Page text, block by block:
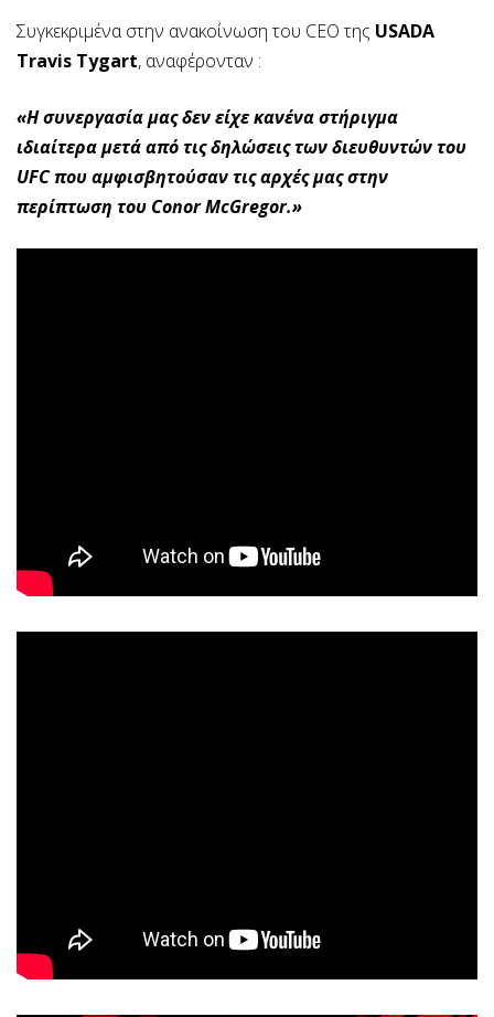
Συγκεκριμένα στην ανακοίνωση του CEO της USADA
Travis Tygart, αναφέρονταν :
«Η συνεργασία μας δεν είχε κανένα στήριγμα
ιδιαίτερα μετά από τις δηλώσεις των διευθυντών του
UFC που αμφισβητούσαν τις αρχές μας στην
περίπτωση του Conor McGregor.»